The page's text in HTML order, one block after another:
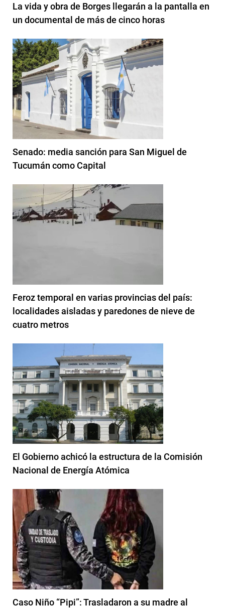
La vida y obra de Borges llegarán a la pantalla en
un documental de más de cinco horas
Senado: media sanción para San Miguel de
Tucumán como Capital
Feroz temporal en varias provincias del país:
localidades aisladas y paredones de nieve de
cuatro metros
El Gobierno achicó la estructura de la Comisión
Nacional de Energía Atómica
Caso Niño “Pipi”: Trasladaron a su madre al